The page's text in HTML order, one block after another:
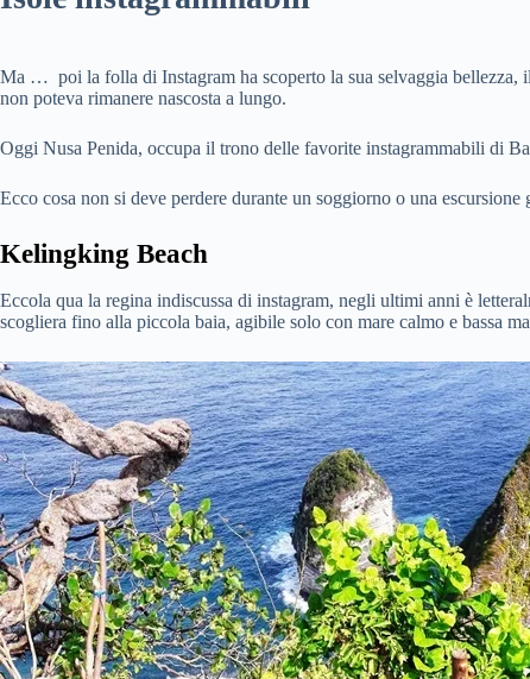
Ma … poi la folla di Instagram ha scoperto la sua selvaggia bellezza,
non poteva rimanere nascosta a lungo.
Oggi Nusa Penida, occupa il trono delle favorite instagrammabili di
Ecco cosa non si deve perdere durante un soggiorno o una escursione
Kelingking Beach
Eccola qua la regina indiscussa di instagram, negli ultimi anni è
scogliera fino alla piccola baia, agibile solo con mare calmo e bassa